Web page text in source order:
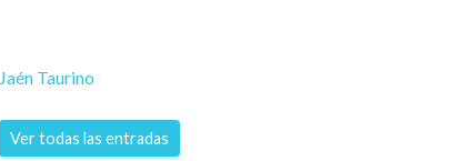
Jaén Taurino
Ver todas las entradas